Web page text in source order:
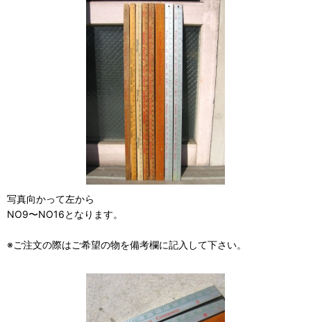
写真向かって左から
NO9〜NO16となります。
※ご注文の際はご希望の物を備考欄に記入して下さい。